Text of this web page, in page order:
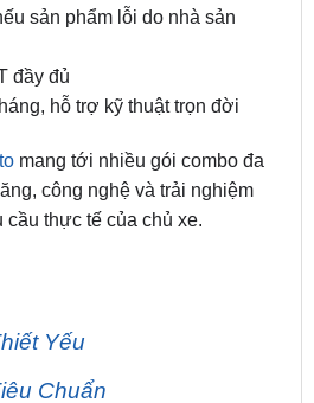
đầy đủ
hỗ trợ kỹ thuật trọn đời
mang tới nhiều gói combo đa
thực tế của chủ xe.
Yếu
Chuẩn
Trọng